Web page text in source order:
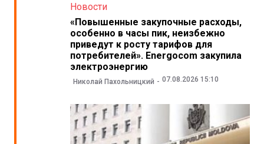
Новости
«Повышенные закупочные расходы,
особенно в часы пик, неизбежно
приведут к росту тарифов для
потребителей». Energocom закупила
электроэнергию
Николай Пахольницкий 07.08.2026 15:10